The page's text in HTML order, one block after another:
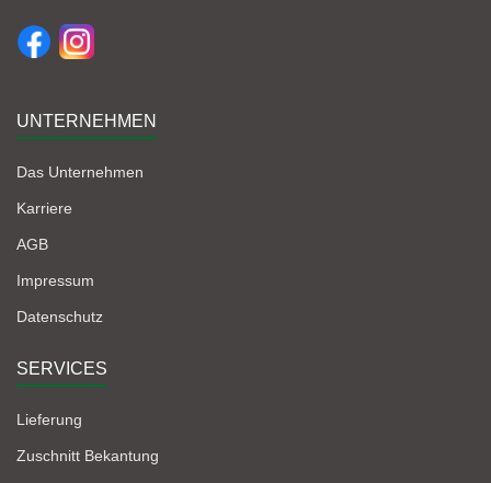
UNTERNEHMEN
Das Unternehmen
Karriere
AGB
Impressum
Datenschutz
SERVICES
Lieferung
Zuschnitt Bekantung